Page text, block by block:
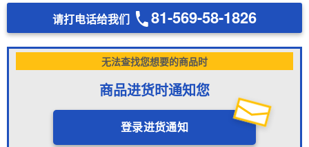
请打电话给我们 81-569-58-1826
无法查找您想要的商品时
商品进货时通知您
登录进货通知